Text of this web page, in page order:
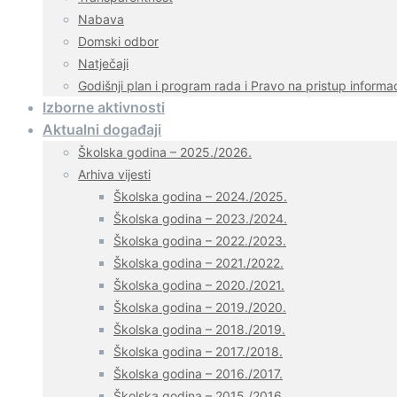
Nabava
Domski odbor
Natječaji
Godišnji plan i program rada i Pravo na pristup
Izborne aktivnosti
Aktualni događaji
Školska godina – 2025./2026.
Arhiva vijesti
Školska godina – 2024./2025.
Školska godina – 2023./2024.
Školska godina – 2022./2023.
Školska godina – 2021./2022.
Školska godina – 2020./2021.
Školska godina – 2019./2020.
Školska godina – 2018./2019.
Školska godina – 2017./2018.
Školska godina – 2016./2017.